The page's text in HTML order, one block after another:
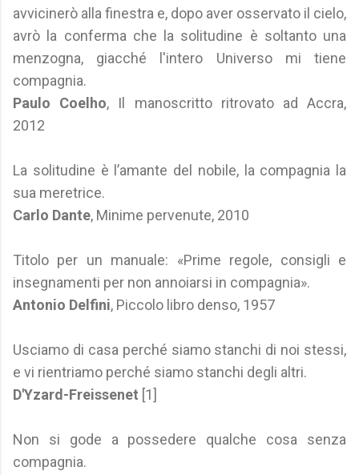
avvicinerò alla finestra e, dopo aver osservato il cielo,
avrò la conferma che la solitudine è soltanto una
menzogna, giacché l'intero Universo mi tiene
compagnia.
Paulo Coelho, Il manoscritto ritrovato ad Accra,
2012
La solitudine è l’amante del nobile, la compagnia la
sua meretrice.
Carlo Dante, Minime pervenute, 2010
Titolo per un manuale: «Prime regole, consigli e
insegnamenti per non annoiarsi in compagnia».
Antonio Delfini, Piccolo libro denso, 1957
Usciamo di casa perché siamo stanchi di noi stessi,
e vi rientriamo perché siamo stanchi degli altri.
D'Yzard-Freissenet [1]
Non si gode a possedere qualche cosa senza
compagnia.